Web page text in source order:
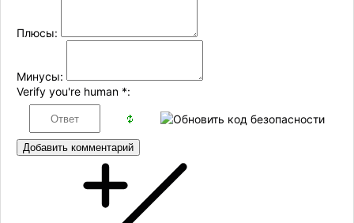
Плюсы:
Минусы:
Verify you're human *:
Добавить комментарий